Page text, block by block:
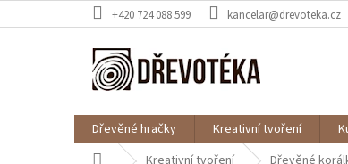
na
+420 724 088 599 kancelar@drevoteka.cz
Dřevěné hračky Kreativní tvoření
Domů Kreativní tvoření Dřevěné